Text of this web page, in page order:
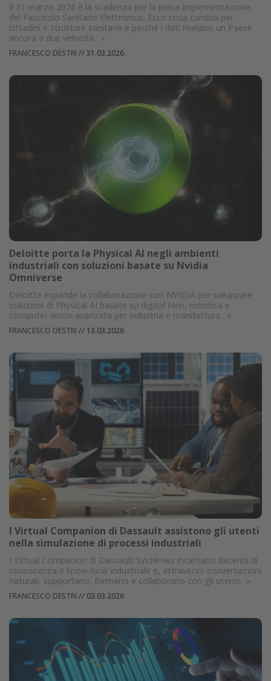
Il 31 marzo 2026 è la scadenza per la piena implementazione
del Fascicolo Sanitario Elettronico. Ecco cosa cambia per
cittadini e strutture sanitarie e perché i dati rivelano un Paese
ancora a due velocità. »
FRANCESCO DESTRI // 31.03.2026
Deloitte porta la Physical AI negli ambienti
industriali con soluzioni basate su Nvidia
Omniverse
Deloitte espande la collaborazione con NVIDIA per sviluppare
soluzioni di Physical AI basate su digital twin, robotica e
computer vision avanzata per industria e manifattura. »
FRANCESCO DESTRI // 13.03.2026
I Virtual Companion di Dassault assistono gli utenti
nella simulazione di processi industriali
I Virtual Companion di Dassault Systèmes incarnano decenni di
conoscenza e know-how industriale e, attraverso conversazioni
naturali, supportano, formano e collaborano con gli utenti. »
FRANCESCO DESTRI // 03.03.2026